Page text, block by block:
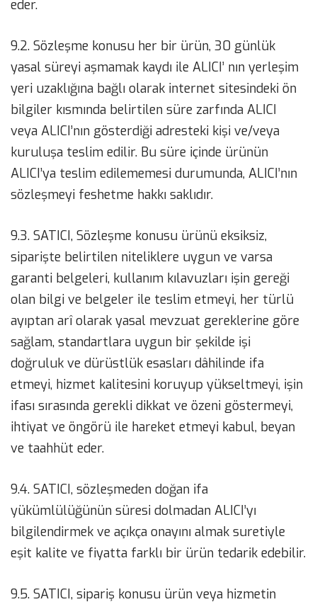
eder.
9.2. Sözleşme konusu her bir ürün, 30 günlük
yasal süreyi aşmamak kaydı ile ALICI’ nın yerleşim
yeri uzaklığına bağlı olarak internet sitesindeki ön
bilgiler kısmında belirtilen süre zarfında ALICI
veya ALICI’nın gösterdiği adresteki kişi ve/veya
kuruluşa teslim edilir. Bu süre içinde ürünün
ALICI’ya teslim edilememesi durumunda, ALICI’nın
sözleşmeyi feshetme hakkı saklıdır.
9.3. SATICI, Sözleşme konusu ürünü eksiksiz,
siparişte belirtilen niteliklere uygun ve varsa
garanti belgeleri, kullanım kılavuzları işin gereği
olan bilgi ve belgeler ile teslim etmeyi, her türlü
ayıptan arî olarak yasal mevzuat gereklerine göre
sağlam, standartlara uygun bir şekilde işi
doğruluk ve dürüstlük esasları dâhilinde ifa
etmeyi, hizmet kalitesini koruyup yükseltmeyi, işin
ifası sırasında gerekli dikkat ve özeni göstermeyi,
ihtiyat ve öngörü ile hareket etmeyi kabul, beyan
ve taahhüt eder.
9.4. SATICI, sözleşmeden doğan ifa
yükümlülüğünün süresi dolmadan ALICI’yı
bilgilendirmek ve açıkça onayını almak suretiyle
eşit kalite ve fiyatta farklı bir ürün tedarik edebilir.
9.5. SATICI, sipariş konusu ürün veya hizmetin